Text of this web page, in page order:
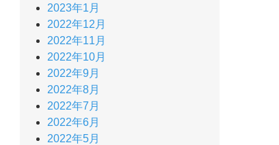
2023年1月
2022年12月
2022年11月
2022年10月
2022年9月
2022年8月
2022年7月
2022年6月
2022年5月